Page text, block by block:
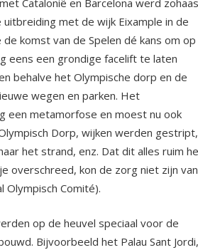
met de wijk Eixample in de
komst van de Spelen dé kans om op
eens een grondige facelift te laten
behalve het Olympische dorp en de
wegen en parken. Het
een metamorfose en moest nu ook
Dorp, wijken werden gestript,
het strand, enz. Dat dit alles ruim
overschreed, kon de zorg niet zijn van
Comité).
op de heuvel speciaal voor de
Bijvoorbeeld het Palau Sant Jordi,